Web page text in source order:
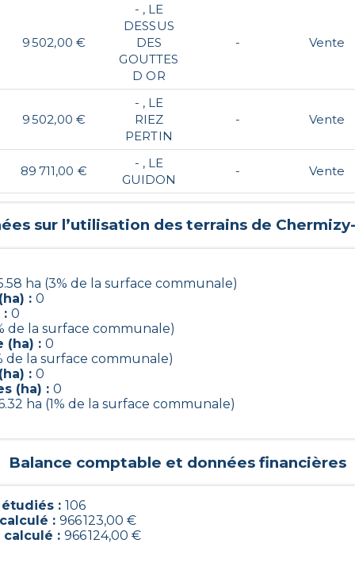
9 502,00 €
- , LE
DESSUS
DES
GOUTTES
D OR
- Vente
9 502,00 €
- , LE
RIEZ
PERTIN
- Vente
89 711,00 €
- , LE
GUIDON
- Vente
sur l’utilisation des terrains de
ha (3% de la surface communale)
: 0
: 0
de la surface communale)
(ha) : 0
de la surface communale)
: 0
(ha) : 0
ha (1% de la surface communale)
Balance comptable et données financières
: 106
: 966 123,00 €
: 966 124,00 €